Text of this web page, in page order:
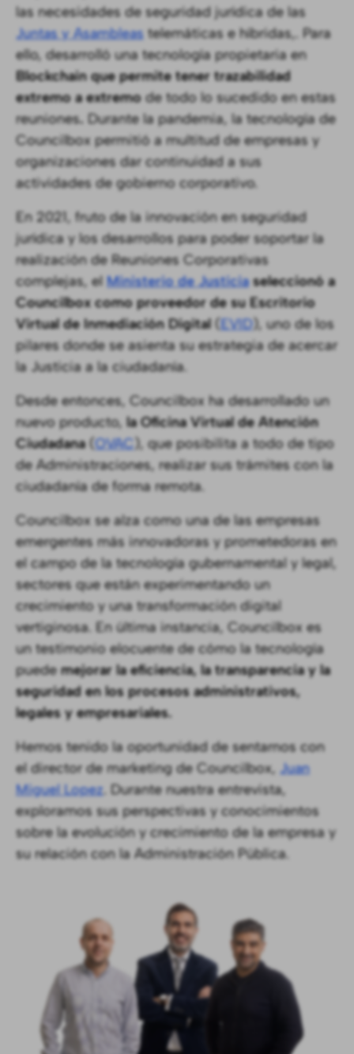
las necesidades de seguridad jurídica de las
Juntas y Asambleas telemáticas e híbridas,. Para
ello, desarrolló una tecnología propietaria en
Blockchain que permite tener trazabilidad
extremo a extremode todo lo sucedido en estas
reuniones. Durante la pandemia, la tecnología de
Councilbox permitió a multitud de empresas y
organizaciones dar continuidad a sus
actividades de gobierno corporativo.
En 2021, fruto de la innovación en seguridad
jurídica y los desarrollos para poder soportar la
realización de Reuniones Corporativas
complejas, el Ministerio de Justiciaseleccionó a
Councilbox como proveedor de su Escritorio
Virtual de Inmediación Digital( EVID ), uno de los
pilares donde se asienta su estrategia de acercar
la Justicia a la ciudadanía.
Desde entonces, Councilbox ha desarrollado un
nuevo producto, la Oficina Virtual de Atención
Ciudadana( OVAC ), que posibilita a todo de tipo
de Administraciones, realizar sus trámites con la
ciudadanía de forma remota.
Councilbox se alza como una de las empresas
emergentes más innovadoras y prometedoras en
el campo de la tecnología gubernamental y legal,
sectores que están experimentando un
crecimiento y una transformación digital
vertiginosa. En última instancia, Councilbox es
un testimonio elocuente de cómo la tecnología
puedemejorar la eficiencia, la transparencia y la
seguridad en los procesos administrativos,
legales y empresariales.
Hemos tenido la oportunidad de sentarnos con
el director de marketing de Councilbox, Juan
Miguel Lopez. Durante nuestra entrevista,
exploramos sus perspectivas y conocimientos
sobre la evolución y crecimiento de la empresa y
su relación con la Administración Pública.